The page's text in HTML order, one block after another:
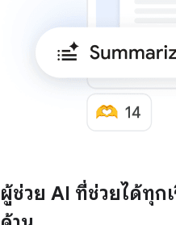
ผู้ช่วย AI ที่ช่วยได้ทุก